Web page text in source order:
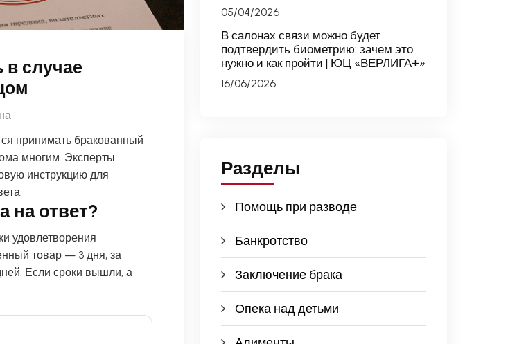
в случае
принимать бракованный
многим. Эксперты
инструкцию для
на ответ?
удовлетворения
товар — 3 дня, за
Если сроки вышли, а
05/04/2026
В салонах связи можно будет
подтвердить биометрию: зачем это
нужно и как пройти | ЮЦ «ВЕРЛИГА+»
16/06/2026
Разделы
Помощь при разводе
Банкротство
Заключение брака
Опека над детьми